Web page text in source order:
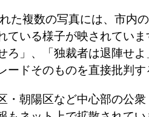
た複数の写真には、市内
いる様子が映されてい
ろ」、「独裁者は退陣せ
ドそのものを直接批判す
朝陽区など中心部の公